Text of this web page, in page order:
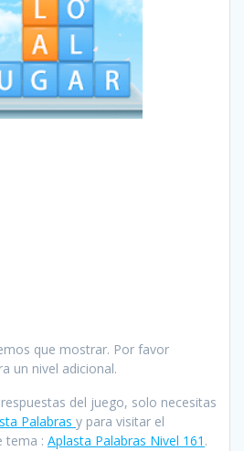
que mostrar. Por favor
un nivel adicional.
del juego, solo necesitas
Palabras y para visitar el
tema : Aplasta Palabras Nivel 161 .